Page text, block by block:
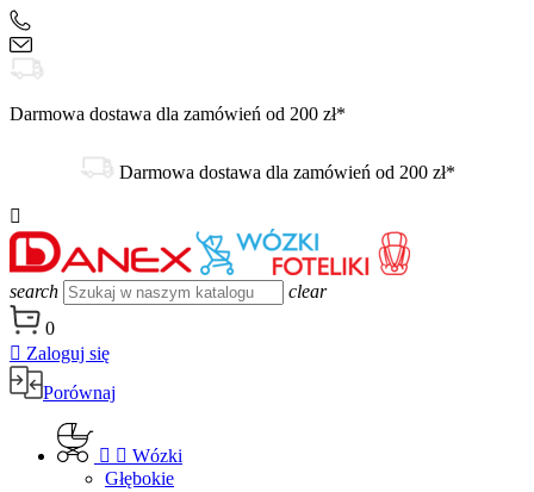
Darmowa dostawa dla zamówień od 200 zł*
Darmowa dostawa dla zamówień od 200 zł*

search
clear
0
 Zaloguj się
Porównaj
  Wózki
Głębokie